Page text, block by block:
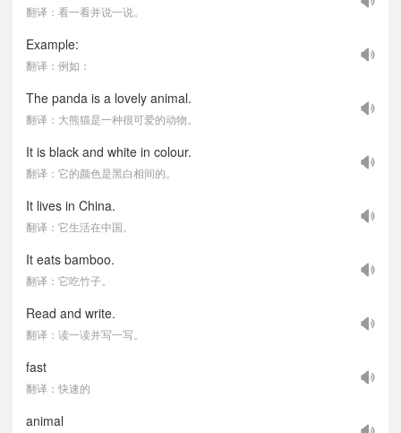
翻译：看一看并说一说。
Example:
翻译：例如：
The panda is a lovely animal.
翻译：大熊猫是一种很可爱的动物。
It is black and white in colour.
翻译：它的颜色是黑白相间的。
It lives in China.
翻译：它生活在中国。
It eats bamboo.
翻译：它吃竹子。
Read and write.
翻译：读一读并写一写。
fast
翻译：快速的
animal